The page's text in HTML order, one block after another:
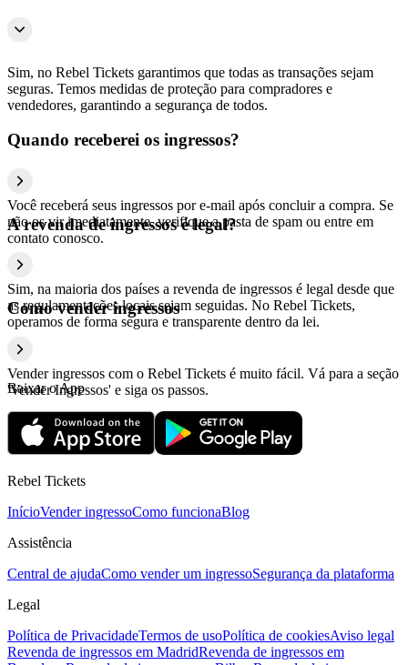
Sim, no Rebel Tickets garantimos que todas as transações sejam
seguras. Temos medidas de proteção para compradores e
vendedores, garantindo a segurança de todos.
Quando receberei os ingressos?
Você receberá seus ingressos por e-mail após concluir a compra. Se
não os vir imediatamente, verifique a pasta de spam ou entre em
contato conosco.
A revenda de ingressos é legal?
Sim, na maioria dos países a revenda de ingressos é legal desde que
as regulamentações locais sejam seguidas. No Rebel Tickets,
operamos de forma segura e transparente dentro da lei.
Como vender ingressos
Vender ingressos com o Rebel Tickets é muito fácil. Vá para a seção
'Vender Ingressos' e siga os passos.
Baixar o App
Rebel Tickets
InícioVender ingressoComo funcionaBlog
Assistência
Central de ajudaComo vender um ingressoSegurança da plataforma
Legal
Política de PrivacidadeTermos de usoPolítica de cookiesAviso legal
Revenda de ingressos em MadridRevenda de ingressos em